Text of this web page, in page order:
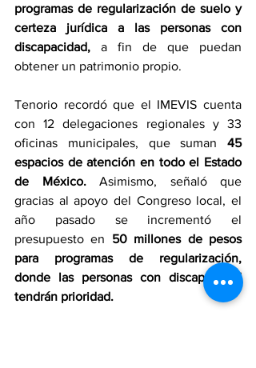
programas de regularización de suelo y
certeza jurídica a las personas con
discapacidad, a fin de que puedan
obtener un patrimonio propio.
Tenorio recordó que el IMEVIS cuenta
con 12 delegaciones regionales y 33
oficinas municipales, que suman 45
espacios de atención en todo el Estado
de México. Asimismo, señaló que
gracias al apoyo del Congreso local, el
año pasado se incrementó el
presupuesto en 50 millones de pesos
para programas de regularización,
donde las personas con discapacidad
tendrán prioridad.